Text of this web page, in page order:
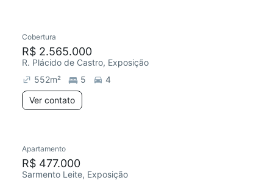
Cobertura
R$ 2.565.000
R. Plácido de Castro, Exposição
552m² 5
4
Ver contato
Apartamento
R$ 477.000
Sarmento Leite, Exposição